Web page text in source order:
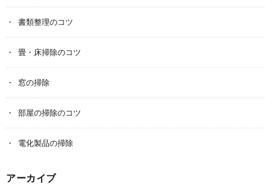
書類整理のコツ
畳・床掃除のコツ
窓の掃除
部屋の掃除のコツ
電化製品の掃除
アーカイブ